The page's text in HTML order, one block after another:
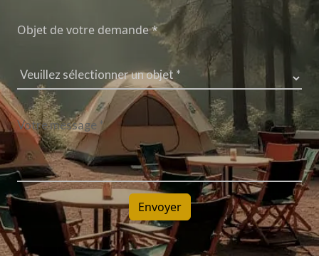
Objet de votre demande *
Envoyer